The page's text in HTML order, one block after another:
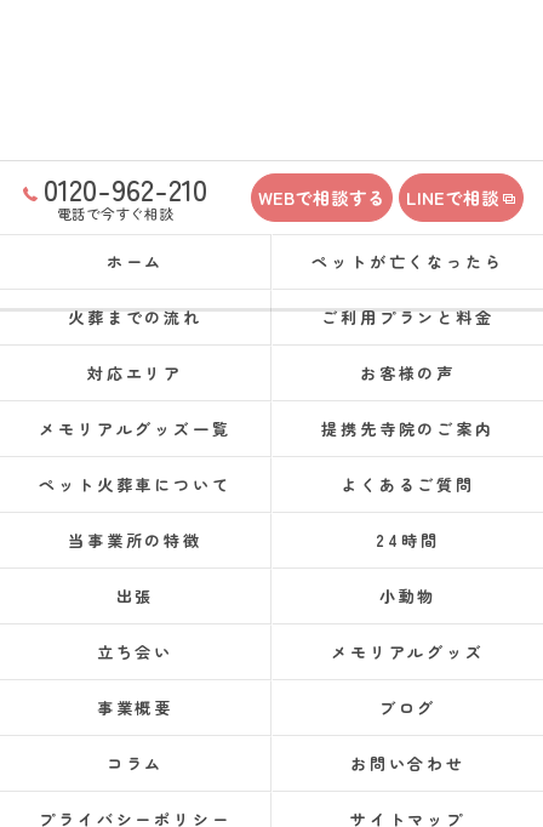
0120-962-210
電話で今すぐ相談
WEBで相談する LINEで相談
ホーム ペットが亡くなったら
火葬までの流れ ご利用プランと料金
対応エリア お客様の声
メモリアルグッズ一覧 提携先寺院のご案内
ペット火葬車について よくあるご質問
当事業所の特徴 24時間
出張 小動物
立ち会い メモリアルグッズ
事業概要 ブログ
コラム お問い合わせ
プライバシーポリシー サイトマップ